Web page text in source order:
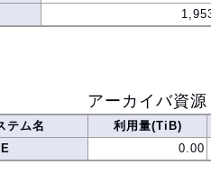
アーカイバ資源
テム名
利用量(TiB)
0.00